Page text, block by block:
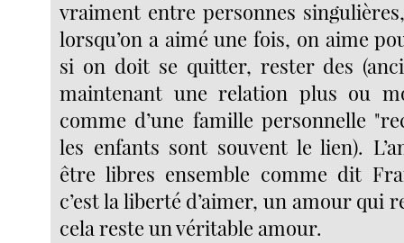
vraiment entre personnes
lorsqu’on a aimé une fois, on aime
si on doit se quitter, rester des
maintenant une relation plus ou
comme d’une famille personnelle
les enfants sont souvent le lien).
être libres ensemble comme dit
c’est la liberté d’aimer, un amour qui
cela reste un véritable amour.